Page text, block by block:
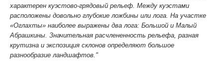
характерен куэстово-грядовый рельеф. Между куэстами
расположены довольно глубокие ложбины или лога. На участке
«Оглахты» наиболее выражены два лога: Большой и Малый
Абрашкины. Значительная расчлененность рельефа, разная
крутизна и экспозиция склонов определяют большое
разнообразие ландшафтов."